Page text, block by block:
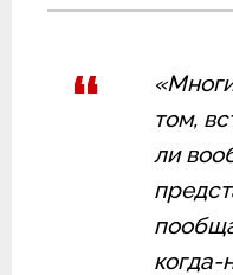
том,
ли
когда-